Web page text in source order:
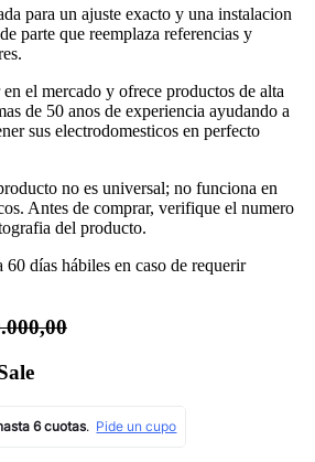
para un ajuste exacto y una instalacion
parte que reemplaza referencias y
el mercado y ofrece productos de alta
de 50 anos de experiencia ayudando a
sus electrodomesticos en perfecto
no es universal; no funciona en
Antes de comprar, verifique el numero
del producto.
60 días hábiles en caso de requerir